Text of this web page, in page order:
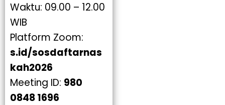
Waktu: 09.00 – 12.00
WIB
Platform Zoom:
s.id/sosdaftarnas
kah2026
Meeting ID: 980
0848 1696